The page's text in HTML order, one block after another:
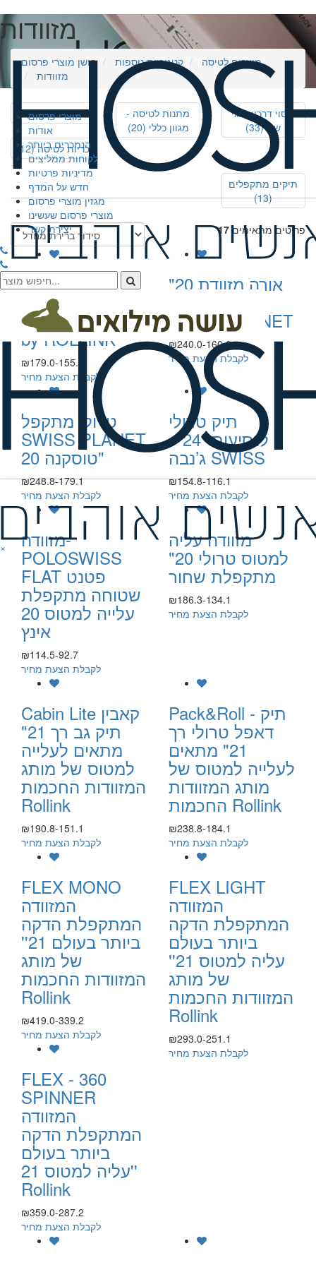
מוצרי פרסום
אודות
הנמכרים ביותר
לקוחות ממליצים
מדיניות פרטיות
חדש על המדף
מגזין מוצרי פרסום
מוצרי פרסום שעשינו
יצירת קשר
×
מזוודות
חושן מוצרי פרסום קטגוריות נוספות
מוצרים לטיסה
מזוודות
כיסוי דרכון ותגי
שם (33)
מתנות לטיסה -
מגוון כללי (20)
מזוודות (17)
כריות לטיסה (12)
תיקים מתקפלים
(13)
17 פריטים מתאימים
אורה מזוודת 20"
SWISS PLANET
₪240.0-160.0
לקבלת הצעת מחיר
מזוודת עליה
למטוס הדקה
בעולם 21' FLEX
by ROLLINK
₪179.0-155.7
לקבלת הצעת מחיר
תיק טרולי
לנסיעות “24 –
ג’נבה SWISS
₪154.8-116.1
לקבלת הצעת מחיר
טרולי מתקפל
SWISS PLANET
טוסקנה 20"
₪248.8-179.1
לקבלת הצעת מחיר
מזוודה עליה
למטוס טרולי 20"
מתקפלת שחור
₪186.3-134.1
לקבלת הצעת מחיר
מזוודה-
POLOSWISS
FLAT פטנט
שטוחה מתקפלת
עלייה למטוס 20
אינץ
₪114.5-92.7
לקבלת הצעת מחיר
Pack&Roll - תיק
דאפל טרולי רך
21" מתאים
לעלייה למטוס של
מותג המזוודות
החכמות Rollink
₪238.8-184.1
לקבלת הצעת מחיר
Cabin Lite קאבין
תיק גב רך 21"
מתאים לעלייה
למטוס של מותג
המזוודות החכמות
Rollink
₪190.8-151.1
לקבלת הצעת מחיר
FLEX LIGHT
המזוודה
המתקפלת הדקה
ביותר בעולם
עליה למטוס 21''
של מותג
המזוודות החכמות
Rollink
₪293.0-251.1
לקבלת הצעת מחיר
FLEX MONO
המזוודה
המתקפלת הדקה
ביותר בעולם 21''
של מותג
המזוודות החכמות
Rollink
₪419.0-339.2
לקבלת הצעת מחיר
FLEX - 360
SPINNER
המזוודה
המתקפלת הדקה
ביותר בעולם
עליה למטוס 21''
Rollink
₪359.0-287.2
לקבלת הצעת מחיר